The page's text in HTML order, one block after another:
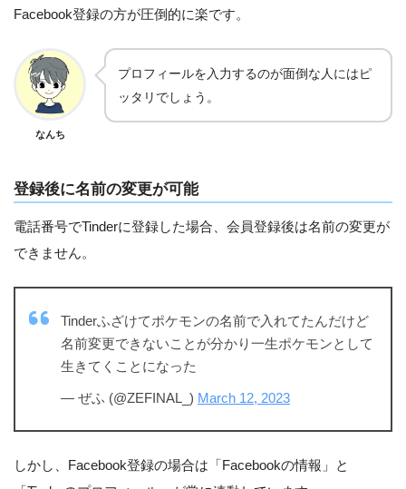
Facebook登録の方が圧倒的に楽です。
なんち
プロフィールを入力するのが面倒な人にはピ
ッタリでしょう。
登録後に名前の変更が可能
電話番号でTinderに登録した場合、会員登録後は名前の変更が
できません。
Tinderふざけてポケモンの名前で入れてたんだけど
名前変更できないことが分かり一生ポケモンとして
生きてくことになった
— ぜふ (@ZEFINAL_) March 12, 2023
しかし、Facebook登録の場合は「Facebookの情報」と